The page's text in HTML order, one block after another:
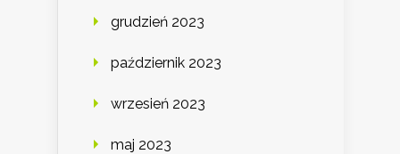
grudzień 2023
październik 2023
wrzesień 2023
maj 2023